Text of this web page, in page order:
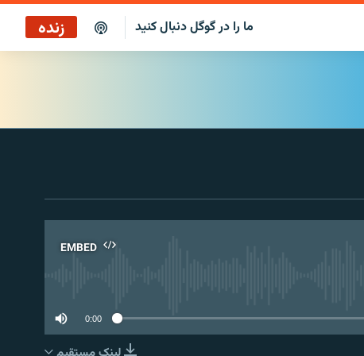
ما را در گوگل دنبال کنید زنده
EMBED
0:00